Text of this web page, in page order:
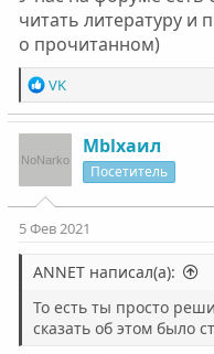
читать литературу и
о прочитанном)
Р
е
а
ц
и
и
:
VK
Мblxaил
Посетитель
5 Фев 2021
ANNET написал(а):
То есть ты просто
сказать об этом было